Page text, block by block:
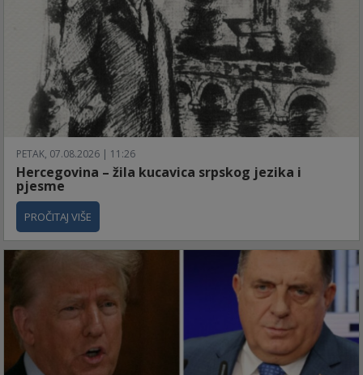
PETAK, 07.08.2026 | 11:26
Hercegovina – žila kucavica srpskog jezika i
pjesme
PROČITAJ VIŠE